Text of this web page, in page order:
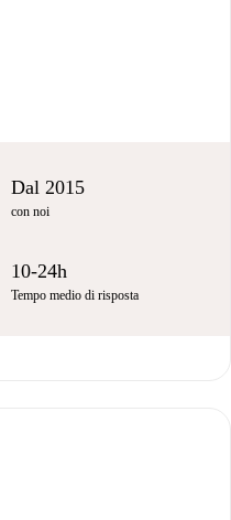
Dal 2015
con noi
10-24h
Tempo medio di risposta